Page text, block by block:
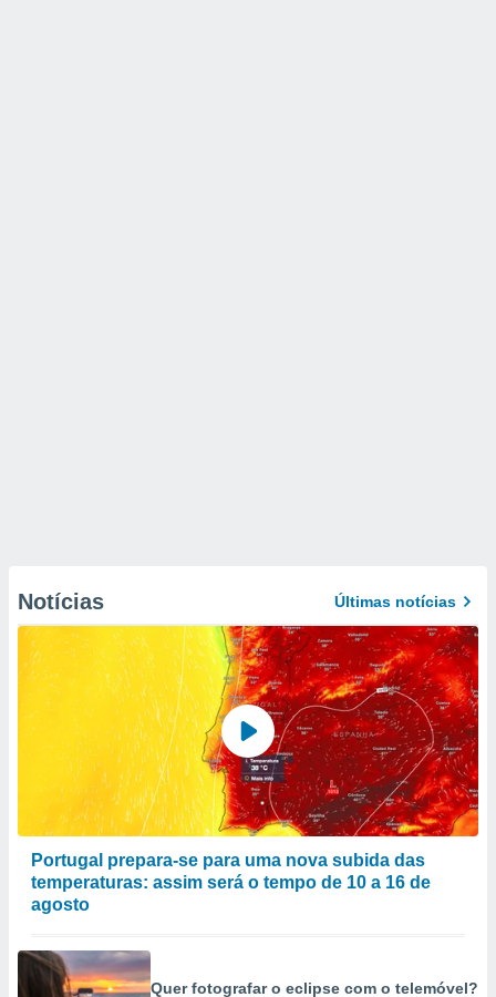
Notícias Últimas notícias
Portugal prepara-se para uma nova subida das
temperaturas: assim será o tempo de 10 a 16 de
agosto
Quer fotografar o eclipse com o telemóvel?